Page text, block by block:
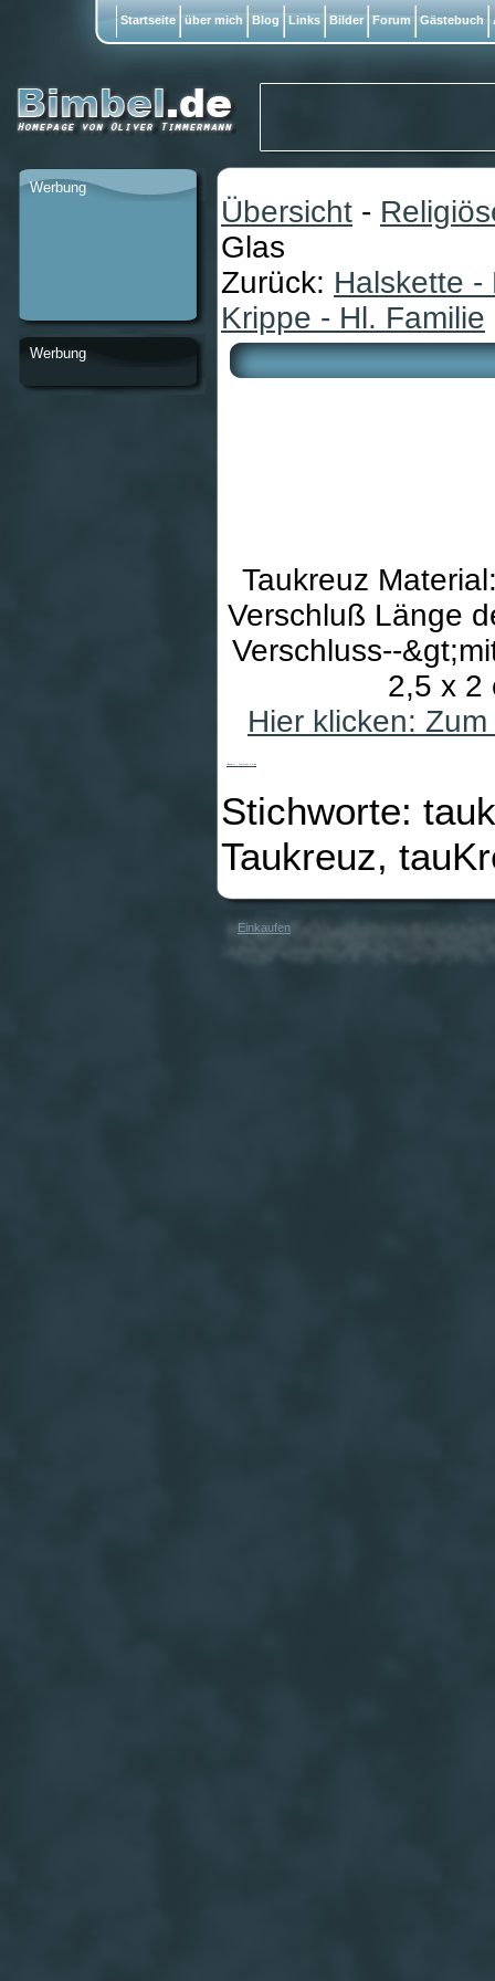
Übersicht -
Glas
Zurück: Halskette -
Krippe - Hl. Familie
Taukreuz
Verschluß Länge
Verschluss--
2,5 x 2
Hier klicken:
Stichworte:
Taukreuz,
Einkaufen
Werbung
Werbung
Startseite über mich Blog Links Bilder Forum Gästebuch